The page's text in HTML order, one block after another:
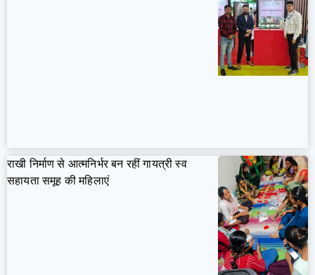
राखी निर्माण से आत्मनिर्भर बन रहीं गायत्री स्व
सहायता समूह की महिलाएं